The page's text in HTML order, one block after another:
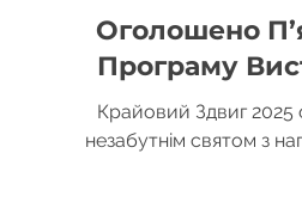
Оголошено
Програму
Крайовий
Крайовий Здвиг 2025
незабутнім святом з